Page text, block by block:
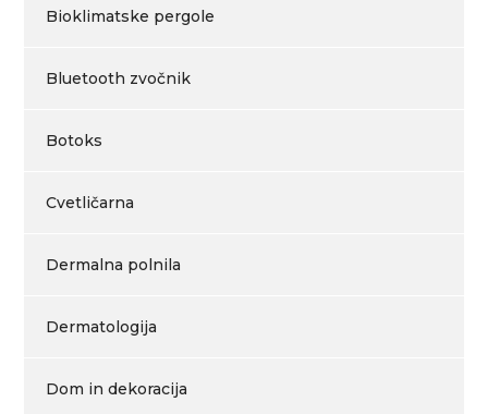
Bioklimatske pergole
Bluetooth zvočnik
Botoks
Cvetličarna
Dermalna polnila
Dermatologija
Dom in dekoracija